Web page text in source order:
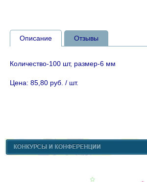
Описание Отзывы
Количество-100 шт, размер-6 мм
Цена: 85,80 руб. / шт.